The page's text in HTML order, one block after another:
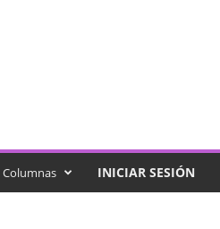
Columnas INICIAR SESIÓN